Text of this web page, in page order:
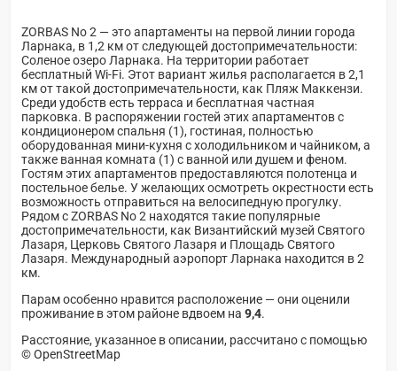
ZORBAS No 2 — это апартаменты на первой линии города
Ларнака, в 1,2 км от следующей достопримечательности:
Соленое озеро Ларнака. На территории работает
бесплатный Wi-Fi. Этот вариант жилья располагается в 2,1
км от такой достопримечательности, как Пляж Маккензи.
Среди удобств есть терраса и бесплатная частная
парковка. В распоряжении гостей этих апартаментов с
кондиционером спальня (1), гостиная, полностью
оборудованная мини-кухня с холодильником и чайником, а
также ванная комната (1) с ванной или душем и феном.
Гостям этих апартаментов предоставляются полотенца и
постельное белье. У желающих осмотреть окрестности есть
возможность отправиться на велосипедную прогулку.
Рядом с ZORBAS No 2 находятся такие популярные
достопримечательности, как Византийский музей Святого
Лазаря, Церковь Святого Лазаря и Площадь Святого
Лазаря. Международный аэропорт Ларнака находится в 2
км.
Парам особенно нравится расположение — они оценили
проживание в этом районе вдвоем на 9,4.
Расстояние, указанное в описании, рассчитано с помощью
© OpenStreetMap